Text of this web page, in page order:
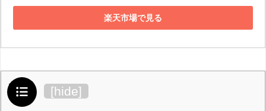
楽天市場で見る
目次 [hide]